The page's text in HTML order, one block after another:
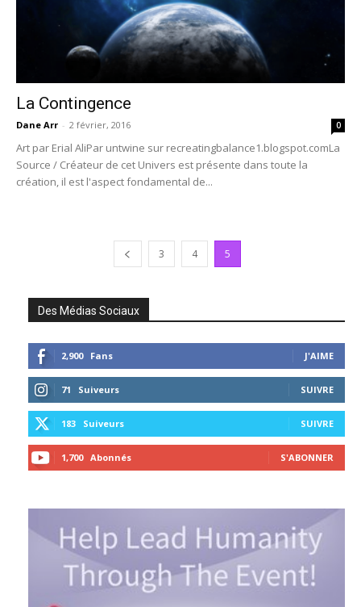
La Contingence
Dane Arr - 2 février, 2016 0
Art par Erial AliPar untwine sur recreatingbalance1.blogspot.comLa
Source / Créateur de cet Univers est présente dans toute la
création, il est l'aspect fondamental de...
3 4 5
Des Médias Sociaux
2,900 Fans J'AIME
71 Suiveurs SUIVRE
183 Suiveurs SUIVRE
1,700 Abonnés S'ABONNER